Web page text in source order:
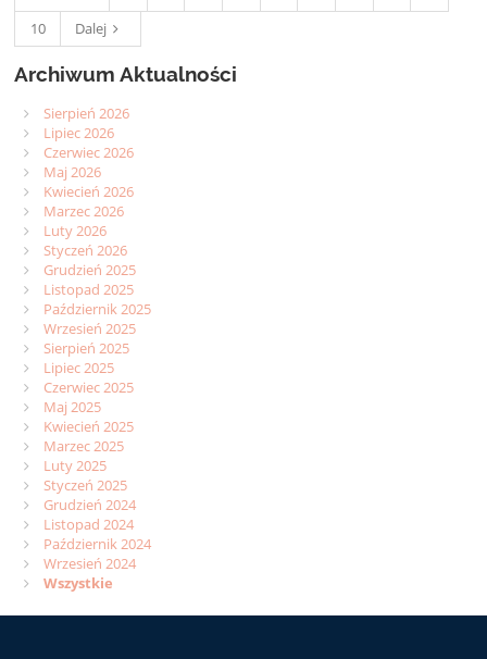
10
Dalej
Archiwum Aktualności
Sierpień 2026
Lipiec 2026
Czerwiec 2026
Maj 2026
Kwiecień 2026
Marzec 2026
Luty 2026
Styczeń 2026
Grudzień 2025
Listopad 2025
Październik 2025
Wrzesień 2025
Sierpień 2025
Lipiec 2025
Czerwiec 2025
Maj 2025
Kwiecień 2025
Marzec 2025
Luty 2025
Styczeń 2025
Grudzień 2024
Listopad 2024
Październik 2024
Wrzesień 2024
Wszystkie